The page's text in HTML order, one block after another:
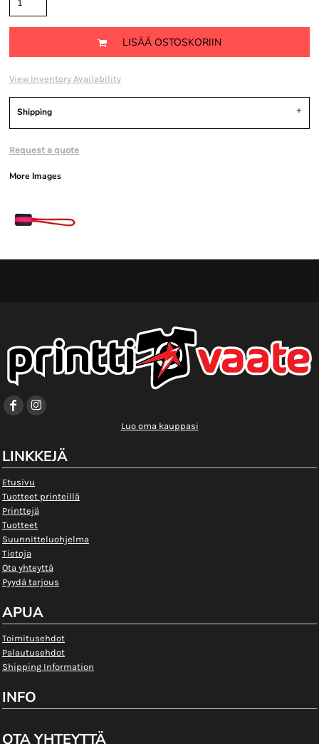
LISÄÄ OSTOSKORIIN
View Inventory Availability
Shipping
Request a quote
More Images
Luo oma kauppasi
LINKKEJÄ
Etusivu
Tuotteet printeillä
Printtejä
Tuotteet
Suunnitteluohjelma
Tietoja
Ota yhteyttä
Pyydä tarjous
APUA
Toimitusehdot
Palautusehdot
Shipping Information
INFO
OTA YHTEYTTÄ